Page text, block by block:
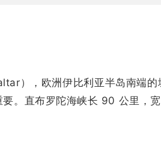
），欧洲伊比利亚半岛南端
要。直布罗陀海峡长 90 公里，